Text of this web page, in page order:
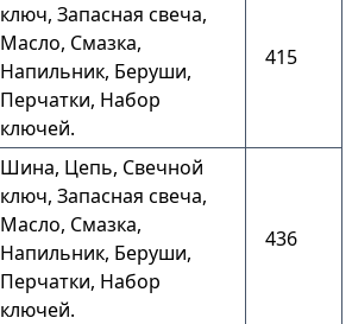
ключ, Запасная свеча,
Масло, Смазка,
Напильник, Беруши,
Перчатки, Набор
ключей.
415
Шина, Цепь, Свечной
ключ, Запасная свеча,
Масло, Смазка,
Напильник, Беруши,
Перчатки, Набор
ключей.
436